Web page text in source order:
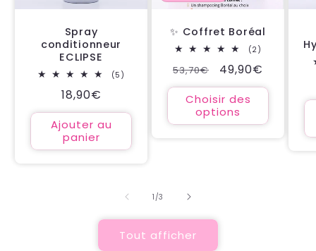
Spray
conditionneur
ECLIPSE
(5)
Prix
habituel
18,90€
Ajouter au
panier
✨ Coffret Boréal
(2)
des
Prix
habituel
53,70€
Prix
promotionnel
49,90€
Choisir des
options
1 /de
3
Tout afficher